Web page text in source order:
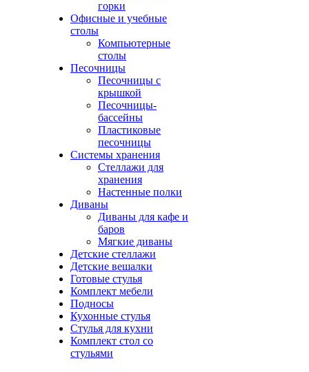
горки
Офисные и учебные
столы
Компьютерные
столы
Песочницы
Песочницы с
крышкой
Песочницы-
бассейны
Пластиковые
песочницы
Системы хранения
Стеллажи для
хранения
Настенные полки
Диваны
Диваны для кафе и
баров
Мягкие диваны
Детские стеллажи
Детские вешалки
Готовые стулья
Комплект мебели
Подносы
Кухонные стулья
Стулья для кухни
Комплект стол со
стульями